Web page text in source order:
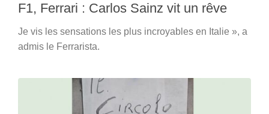
F1, Ferrari : Carlos Sainz vit un rêve
Je vis les sensations les plus incroyables en Italie », a
admis le Ferrarista.